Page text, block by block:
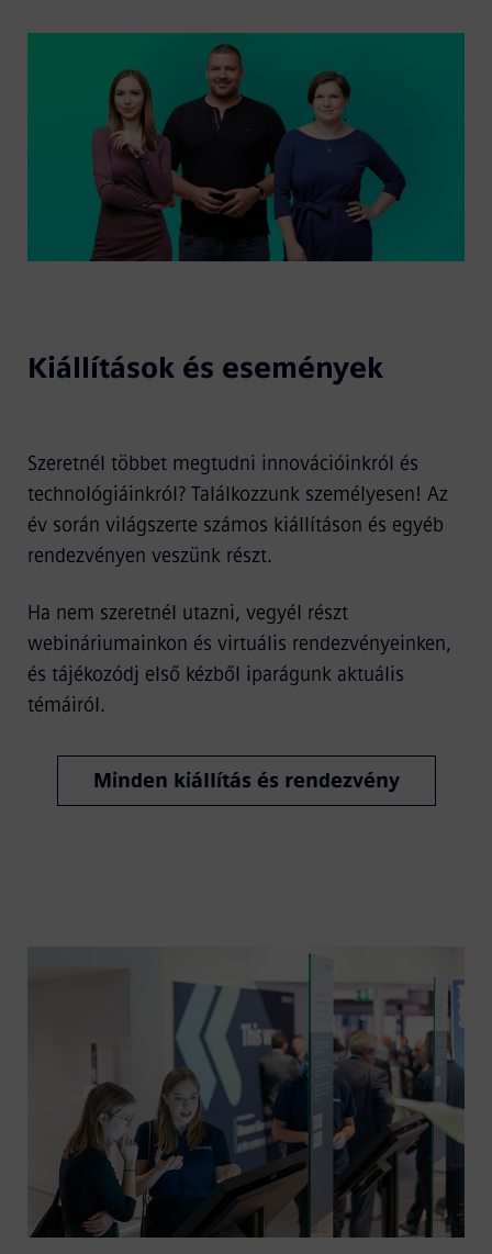
Kiállítások és események
Szeretnél többet megtudni innovációinkról és
technológiáinkról? Találkozzunk személyesen! Az
év során világszerte számos kiállításon és egyéb
rendezvényen veszünk részt.
Ha nem szeretnél utazni, vegyél részt
webináriumainkon és virtuális rendezvényeinken,
és tájékozódj első kézből iparágunk aktuális
témáiról.
Minden kiállítás és rendezvény